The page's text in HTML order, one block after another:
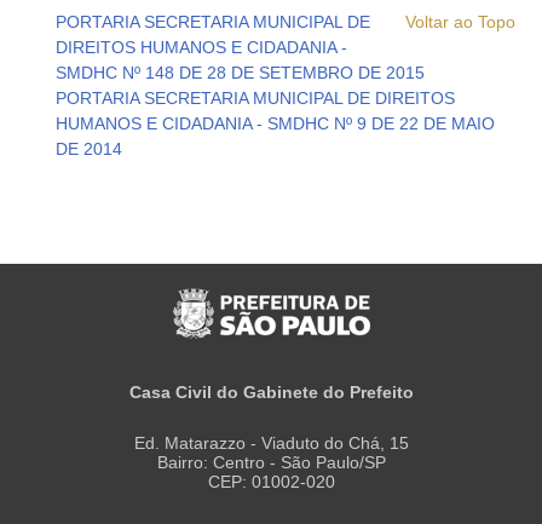
Voltar ao Topo
PORTARIA SECRETARIA MUNICIPAL DE
DIREITOS HUMANOS E CIDADANIA -
SMDHC Nº 148 DE 28 DE SETEMBRO DE 2015
PORTARIA SECRETARIA MUNICIPAL DE DIREITOS
HUMANOS E CIDADANIA - SMDHC Nº 9 DE 22 DE MAIO
DE 2014
Casa Civil do Gabinete do Prefeito
Ed. Matarazzo - Viaduto do Chá, 15
Bairro: Centro - São Paulo/SP
CEP: 01002-020